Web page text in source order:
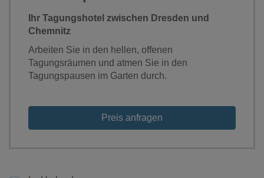
Ihr Tagungshotel zwischen Dresden und
Chemnitz
Arbeiten Sie in den hellen, offenen
Tagungsräumen und atmen Sie in den
Tagungspausen im Garten durch.
Preis anfragen